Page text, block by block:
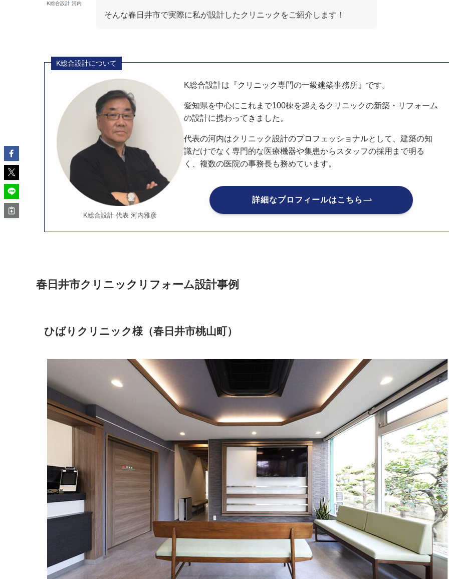
K総合設計 河内
そんな春日井市で実際に私が設計したクリニックをご紹介します！
K総合設計について
K総合設計 代表 河内雅彦
K総合設計は『クリニック専門の一級建築事務所』です。
愛知県を中心にこれまで100棟を超えるクリニックの新築・リフォーム
の設計に携わってきました。
代表の河内はクリニック設計のプロフェッショナルとして、建築の知
識だけでなく専門的な医療機器や集患からスタッフの採用まで明る
く、複数の医院の事務長も務めています。
詳細なプロフィールはこちら
春日井市クリニックリフォーム設計事例
ひばりクリニック様（春日井市桃山町）